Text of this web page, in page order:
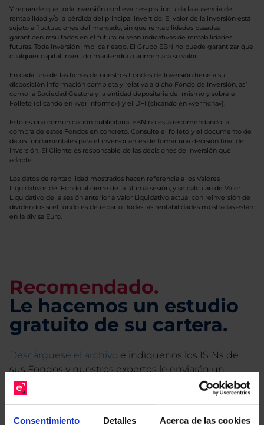
Consentimiento Detalles Acerca de las cookies
Y recuerde que toda inversión conlleva riesgos, incluida la ausencia de
rentabilidad y/o la pérdida del principal invertido. El valor de la inversión está
sujeto a fluctuaciones del mercado, sin que rentabilidades pasadas
garanticen resultados en el futuro ni sean indicativas de rentabilidades
futuras. Toda inversión implica riesgo. El Grupo EBN no puede garantizar que
cualquier capital invertido mantendrá o aumentará su valor.
En cada una de las fichas de nuestros Fondos de Inversión tiene a su
disposición información completa y relativa a dicho Fondo de Inversión, así
como la Sociedad Gestora y la entidad depositaria del mismo y sobre el
Folleto (clicando en «ver informe») y el DFI (clicando en «ver ficha»).
Esto es una comunicación publicitaria. EBN no está recomendando la
compra de estos Fondos en concreto. Consulte el folleto y el documento de
datos fundamentales para el inversor antes de tomar una decisión final de
inversión. El Cliente es responsable de las decisiones de inversión que
adopte.
Los datos de rentabilidad mostrados hacen referencia a los Valores
Liquidativos del Fondo al cierre de la última sesión, y se calculan de Valor
Liquidativo de la sesión anterior a Valor Liquidativo actual con reinversión de
dividendos si el fondo es de reparto. Todas las rentabilidades mostradas están
en la divisa Euro.
Recomendado.
Le hacemos un estudio
gratuito de su cartera.
Descárguese el archivo e indíquenos los ISINs de
sus Fondos y nuestros expertos le enviarán un
estudio gratuito de sus alternativas de Clases
Limpias con las que podrá ahorrar en sus costes.